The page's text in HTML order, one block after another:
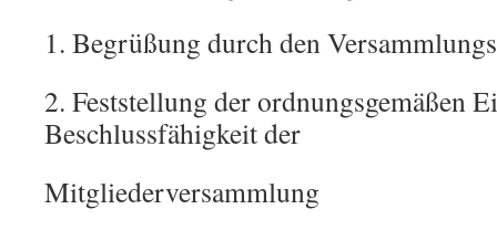
1. Begrüßung durch den
2. Feststellung der ordnungsgemäßen
Beschlussfähigkeit der
Mitgliederversammlung